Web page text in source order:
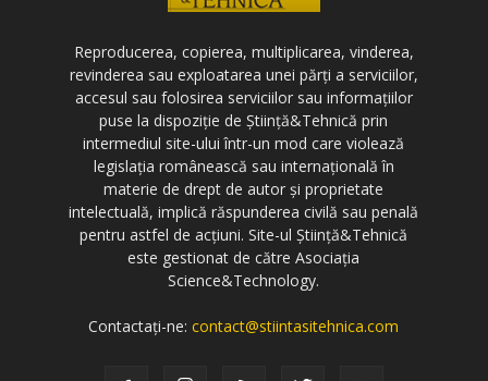
Reproducerea, copierea, multiplicarea, vinderea,
revinderea sau exploatarea unei părți a serviciilor,
accesul sau folosirea serviciilor sau informațiilor
puse la dispoziție de Știință&Tehnică prin
intermediul site-ului într-un mod care violează
legislația românească sau internațională în
materie de drept de autor și proprietate
intelectuală, implică răspunderea civilă sau penală
pentru astfel de acțiuni. Site-ul Știință&Tehnică
este gestionat de către Asociația
Science&Technology.
Contactați-ne:contact@stiintasitehnica.com